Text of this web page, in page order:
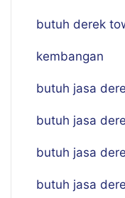
butuh derek
kembangan
butuh jasa
butuh jasa
butuh jasa
butuh jasa